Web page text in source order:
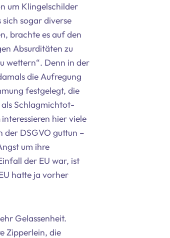
um Klingelschilder
sich sogar diverse
brachte es auf den
Absurditäten zu
wettern“. Denn in der
die Aufregung
festgelegt, die
Schlagmichtot-
interessieren hier viele
der DSGVO guttun –
um ihre
der EU war, ist
hatte ja vorher
Gelassenheit.
Zipperlein, die